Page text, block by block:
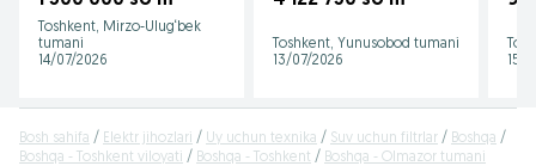
Toshkent, Mirzo-Ulug‘bek
tumani
14/07/2026
Toshkent, Yunusobod tumani
13/07/2026
15/
Bosh sahifa Elektr jihozlari Uy uchun texnika Suv uchun filtrlar
Boshqa
Boshqa - Toshkent viloyati
Boshqa - Toshkent Boshqa - Olmazor tumani